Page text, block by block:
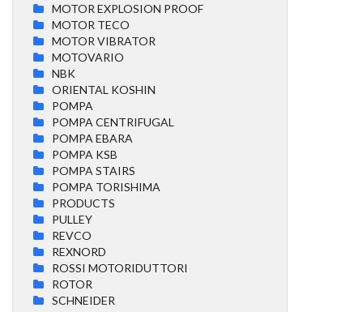
MOTOR EXPLOSION PROOF
MOTOR TECO
MOTOR VIBRATOR
MOTOVARIO
NBK
ORIENTAL KOSHIN
POMPA
POMPA CENTRIFUGAL
POMPA EBARA
POMPA KSB
POMPA STAIRS
POMPA TORISHIMA
PRODUCTS
PULLEY
REVCO
REXNORD
ROSSI MOTORIDUTTORI
ROTOR
SCHNEIDER